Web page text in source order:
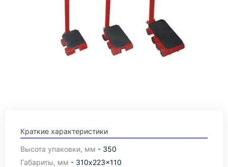
Краткие характеристики
Высота упаковки, мм - 350
Габариты, мм - 310x223x110